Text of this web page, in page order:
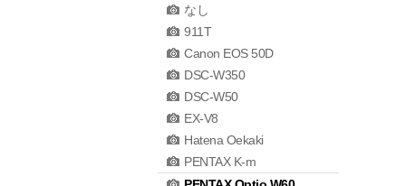
なし
911T
Canon EOS 50D
DSC-W350
DSC-W50
EX-V8
Hatena Oekaki
PENTAX K-m